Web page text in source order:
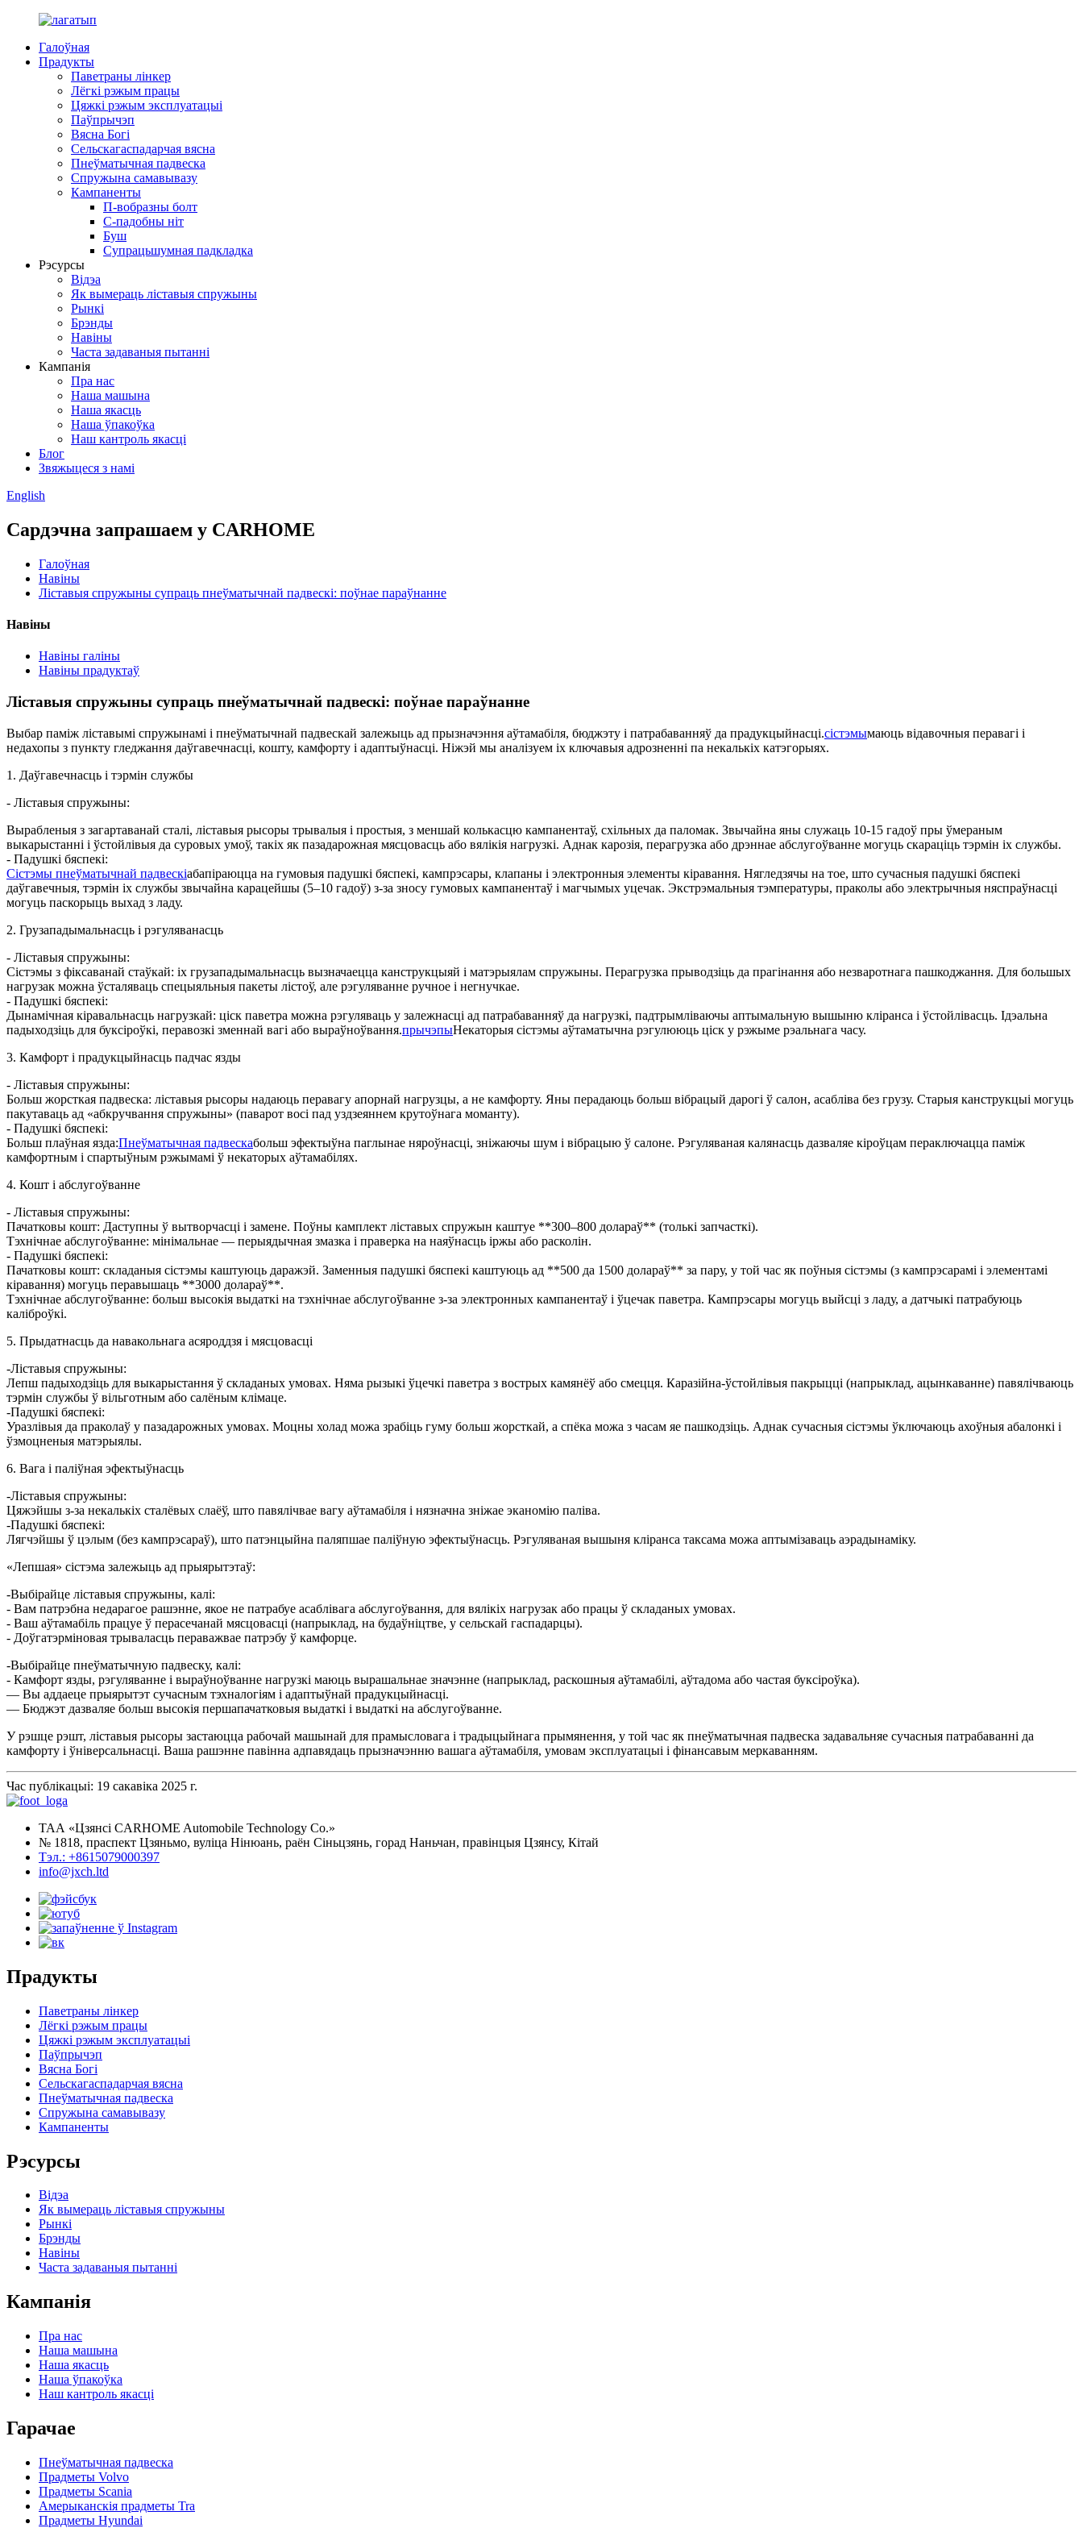
Галоўная
Прадукты
Паветраны лінкер
Лёгкі рэжым працы
Цяжкі рэжым эксплуатацыі
Паўпрычэп
Вясна Богі
Сельскагаспадарчая вясна
Пнеўматычная падвеска
Спружына самавывазу
Кампаненты
П-вобразны болт
С-падобны ніт
Буш
Супрацьшумная падкладка
Рэсурсы
Відэа
Як вымераць ліставыя спружыны
Рынкі
Брэнды
Навіны
Часта задаваныя пытанні
Кампанія
Пра нас
Наша машына
Наша якасць
Наша ўпакоўка
Наш кантроль якасці
Блог
Звяжыцеся з намі
English
Сардэчна запрашаем у CARHOME
Галоўная
Навіны
Ліставыя спружыны супраць пнеўматычнай падвескі: поўнае параўнанне
Навіны
Навіны галіны
Навіны прадуктаў
Ліставыя спружыны супраць пнеўматычнай падвескі: поўнае параўнанне
Выбар паміж ліставымі спружынамі і пнеўматычнай падвескай залежыць ад прызначэння аўтамабіля, бюджэту і патрабаванняў да прадукцыйнасці.сістэмымаюць відавочныя перавагі і
недахопы з пункту гледжання даўгавечнасці, кошту, камфорту і адаптыўнасці. Ніжэй мы аналізуем іх ключавыя адрозненні па некалькіх катэгорыях.
1. Даўгавечнасць і тэрмін службы
- Ліставыя спружыны:
Вырабленыя з загартаванай сталі, ліставыя рысоры трывалыя і простыя, з меншай колькасцю кампанентаў, схільных да паломак. Звычайна яны служаць 10-15 гадоў пры ўмераным
выкарыстанні і ўстойлівыя да суровых умоў, такіх як пазадарожная мясцовасць або вялікія нагрузкі. Аднак карозія, перагрузка або дрэннае абслугоўванне могуць скараціць тэрмін іх службы.
- Падушкі бяспекі:
Сістэмы пнеўматычнай падвескіабапіраюцца на гумовыя падушкі бяспекі, кампрэсары, клапаны і электронныя элементы кіравання. Нягледзячы на тое, што сучасныя падушкі бяспекі
даўгавечныя, тэрмін іх службы звычайна карацейшы (5–10 гадоў) з-за зносу гумовых кампанентаў і магчымых уцечак. Экстрэмальныя тэмпературы, праколы або электрычныя няспраўнасці
могуць паскорыць выхад з ладу.
2. Грузападымальнасць і рэгуляванасць
- Ліставыя спружыны:
Сістэмы з фіксаванай стаўкай: іх грузападымальнасць вызначаецца канструкцыяй і матэрыялам спружыны. Перагрузка прыводзіць да прагінання або незваротнага пашкоджання. Для большых
нагрузак можна ўсталяваць спецыяльныя пакеты лістоў, але рэгуляванне ручное і негнучкае.
- Падушкі бяспекі:
Дынамічная кіравальнасць нагрузкай: ціск паветра можна рэгуляваць у залежнасці ад патрабаванняў да нагрузкі, падтрымліваючы аптымальную вышыню кліранса і ўстойлівасць. Ідэальна
падыходзіць для буксіроўкі, перавозкі зменнай вагі або выраўноўвання.прычэпыНекаторыя сістэмы аўтаматычна рэгулююць ціск у рэжыме рэальнага часу.
3. Камфорт і прадукцыйнасць падчас язды
- Ліставыя спружыны:
Больш жорсткая падвеска: ліставыя рысоры надаюць перавагу апорнай нагрузцы, а не камфорту. Яны перадаюць больш вібрацый дарогі ў салон, асабліва без грузу. Старыя канструкцыі могуць
пакутаваць ад «абкручвання спружыны» (паварот восі пад уздзеяннем крутоўнага моманту).
- Падушкі бяспекі:
Больш плаўная язда:Пнеўматычная падвескабольш эфектыўна паглынае няроўнасці, зніжаючы шум і вібрацыю ў салоне. Рэгуляваная калянасць дазваляе кіроўцам пераключацца паміж
камфортным і спартыўным рэжымамі ў некаторых аўтамабілях.
4. Кошт і абслугоўванне
- Ліставыя спружыны:
Пачатковы кошт: Даступны ў вытворчасці і замене. Поўны камплект ліставых спружын каштуе **300–800 долараў** (толькі запчасткі).
Тэхнічнае абслугоўванне: мінімальнае — перыядычная змазка і праверка на наяўнасць іржы або расколін.
- Падушкі бяспекі:
Пачатковы кошт: складаныя сістэмы каштуюць даражэй. Заменныя падушкі бяспекі каштуюць ад **500 да 1500 долараў** за пару, у той час як поўныя сістэмы (з кампрэсарамі і элементамі
кіравання) могуць перавышаць **3000 долараў**.
Тэхнічнае абслугоўванне: больш высокія выдаткі на тэхнічнае абслугоўванне з-за электронных кампанентаў і ўцечак паветра. Кампрэсары могуць выйсці з ладу, а датчыкі патрабуюць
каліброўкі.
5. Прыдатнасць да навакольнага асяроддзя і мясцовасці
-Ліставыя спружыны:
Лепш падыходзіць для выкарыстання ў складаных умовах. Няма рызыкі ўцечкі паветра з вострых камянёў або смецця. Каразійна-ўстойлівыя пакрыцці (напрыклад, ацынкаванне) павялічваюць
тэрмін службы ў вільготным або салёным клімаце.
-Падушкі бяспекі:
Уразлівыя да праколаў у пазадарожных умовах. Моцны холад можа зрабіць гуму больш жорсткай, а спёка можа з часам яе пашкодзіць. Аднак сучасныя сістэмы ўключаюць ахоўныя абалонкі і
ўзмоцненыя матэрыялы.
6. Вага і паліўная эфектыўнасць
-Ліставыя спружыны:
Цяжэйшы з-за некалькіх сталёвых слаёў, што павялічвае вагу аўтамабіля і нязначна зніжае эканомію паліва.
-Падушкі бяспекі:
Лягчэйшы ў цэлым (без кампрэсараў), што патэнцыйна паляпшае паліўную эфектыўнасць. Рэгуляваная вышыня кліранса таксама можа аптымізаваць аэрадынаміку.
«Лепшая» сістэма залежыць ад прыярытэтаў:
-Выбірайце ліставыя спружыны, калі:
- Вам патрэбна недарагое рашэнне, якое не патрабуе асаблівага абслугоўвання, для вялікіх нагрузак або працы ў складаных умовах.
- Ваш аўтамабіль працуе ў перасечанай мясцовасці (напрыклад, на будаўніцтве, у сельскай гаспадарцы).
- Доўгатэрміновая трываласць пераважвае патрэбу ў камфорце.
-Выбірайце пнеўматычную падвеску, калі:
- Камфорт язды, рэгуляванне і выраўноўванне нагрузкі маюць вырашальнае значэнне (напрыклад, раскошныя аўтамабілі, аўтадома або частая буксіроўка).
— Вы аддаеце прыярытэт сучасным тэхналогіям і адаптыўнай прадукцыйнасці.
— Бюджэт дазваляе больш высокія першапачатковыя выдаткі і выдаткі на абслугоўванне.
У рэшце рэшт, ліставыя рысоры застаюцца рабочай машынай для прамысловага і традыцыйнага прымянення, у той час як пнеўматычная падвеска задавальняе сучасныя патрабаванні да
камфорту і ўніверсальнасці. Ваша рашэнне павінна адпавядаць прызначэнню вашага аўтамабіля, умовам эксплуатацыі і фінансавым меркаванням.
Час публікацыі: 19 сакавіка 2025 г.
ТАА «Цзянсі CARHOME Automobile Technology Co.»
№ 1818, праспект Цзяньмо, вуліца Нінюань, раён Сіньцзянь, горад Наньчан, правінцыя Цзянсу, Кітай
Тэл.: +8615079000397
info@jxch.ltd
Прадукты
Паветраны лінкер
Лёгкі рэжым працы
Цяжкі рэжым эксплуатацыі
Паўпрычэп
Вясна Богі
Сельскагаспадарчая вясна
Пнеўматычная падвеска
Спружына самавывазу
Кампаненты
Рэсурсы
Відэа
Як вымераць ліставыя спружыны
Рынкі
Брэнды
Навіны
Часта задаваныя пытанні
Кампанія
Пра нас
Наша машына
Наша якасць
Наша ўпакоўка
Наш кантроль якасці
Гарачае
Пнеўматычная падвеска
Прадметы Volvo
Прадметы Scania
Амерыканскія прадметы Tra
Прадметы Hyundai